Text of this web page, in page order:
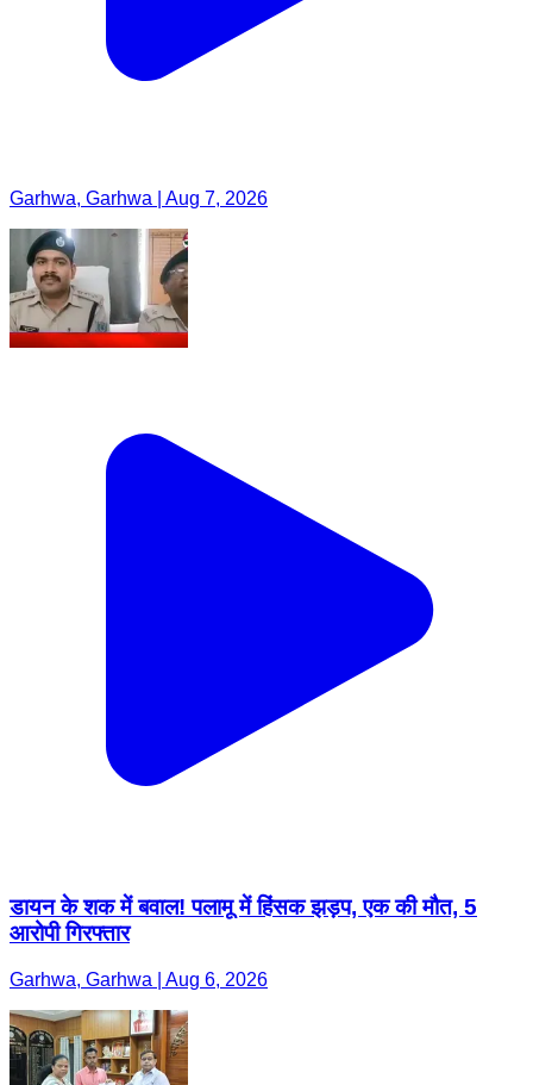
Garhwa, Garhwa | Aug 7, 2026
डायन के शक में बवाल! पलामू में हिंसक झड़प, एक की मौत, 5
आरोपी गिरफ्तार
Garhwa, Garhwa | Aug 6, 2026